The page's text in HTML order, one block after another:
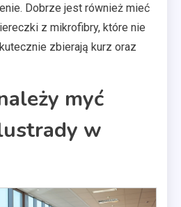
Dobrze jest również mieć
z mikrofibry, które nie
zbierają kurz oraz
myć
w